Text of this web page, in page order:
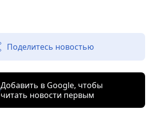
Поделитесь новостью
Добавить в Google, чтобы
читать новости первым